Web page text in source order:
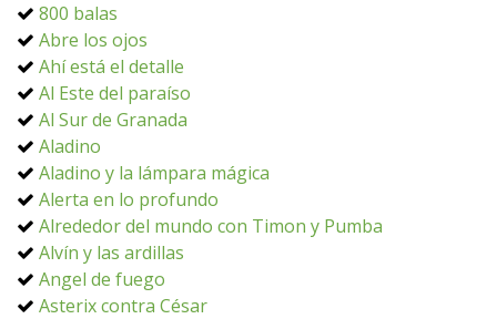
800 balas
Abre los ojos
Ahí está el detalle
Al Este del paraíso
Al Sur de Granada
Aladino
Aladino y la lámpara mágica
Alerta en lo profundo
Alrededor del mundo con Timon y Pumba
Alvín y las ardillas
Angel de fuego
Asterix contra César